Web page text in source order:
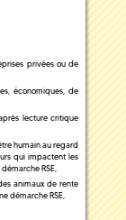
privées ou de
économiques, de
lecture critique
humain au regard
qui impactent les
RSE,
animaux de rente
démarche RSE,